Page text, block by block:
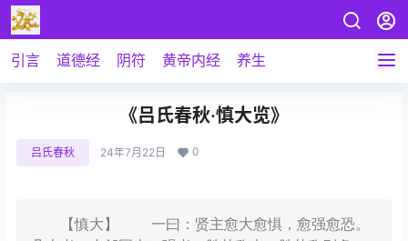
引言 道德经 阴符 黄帝内经 养生
《吕氏春秋·慎大览》
吕氏春秋 24年7月22日 0
【慎大】 一曰：贤主愈大愈惧，愈强愈恐。